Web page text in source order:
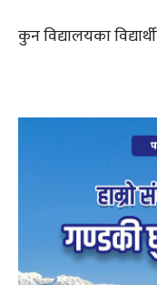
कुन विद्यालयका